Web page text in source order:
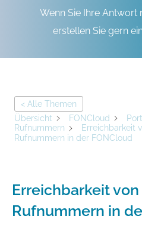
Wenn Sie Ihre Antwort
erstellen Sie gern
< Alle Themen
Übersicht
FONCloud
Rufnummern
Erreichbarkeit
Rufnummern in der FONCloud
Erreichbarkeit
Rufnummern in